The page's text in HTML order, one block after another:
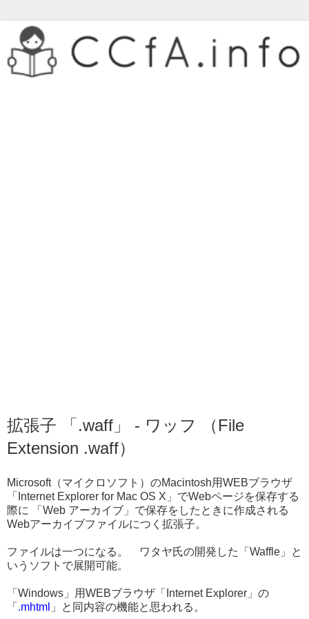
拡張子 「.waff」 - ワッフ （File
Extension .waff）
Microsoft（マイクロソフト）のMacintosh用WEBブラウザ
「Internet Explorer for Mac OS X」でWebページを保存する
際に 「Web アーカイブ」で保存をしたときに作成される
Webアーカイブファイルにつく拡張子。
ファイルは一つになる。 ワタヤ氏の開発した「Waffle」と
いうソフトで展開可能。
「Windows」用WEBブラウザ「Internet Explorer」の
「 .mhtml 」と同内容の機能と思われる。